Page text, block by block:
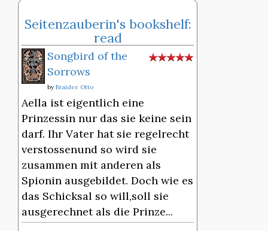
Seitenzauberin's bookshelf:
read
Songbird of the
Sorrows
by Braidee Otto
Aella ist eigentlich eine
Prinzessin nur das sie keine sein
darf. Ihr Vater hat sie regelrecht
verstossenund so wird sie
zusammen mit anderen als
Spionin ausgebildet. Doch wie es
das Schicksal so will,soll sie
ausgerechnet als die Prinze...